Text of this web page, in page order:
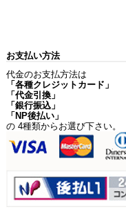
お支払い方法
代金のお支払方法は
「各種クレジットカード」
「代金引換」
「銀行振込」
「NP後払い」
の 4種類からお選び下さい。